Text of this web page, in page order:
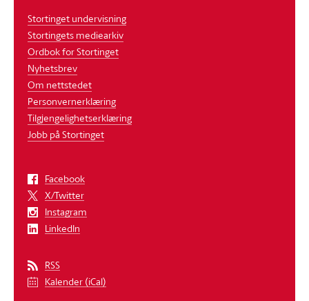
Stortinget undervisning
Stortingets mediearkiv
Ordbok for Stortinget
Nyhetsbrev
Om nettstedet
Personvernerklæring
Tilgjengelighetserklæring
Jobb på Stortinget
Facebook
X/Twitter
Instagram
LinkedIn
RSS
Kalender (iCal)